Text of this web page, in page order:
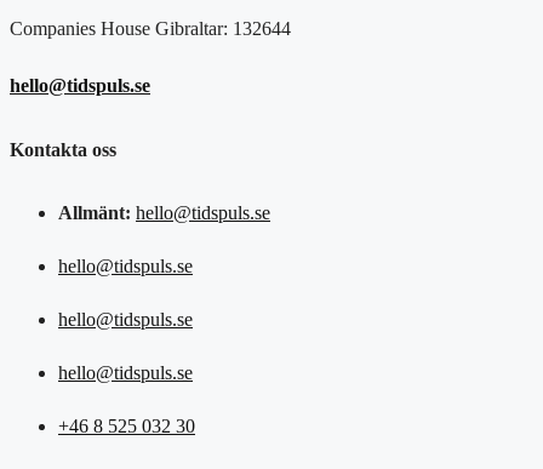
Companies House Gibraltar: 132644
hello@tidspuls.se
Kontakta oss
Allmänt: hello@tidspuls.se
hello@tidspuls.se
hello@tidspuls.se
hello@tidspuls.se
+46 8 525 032 30